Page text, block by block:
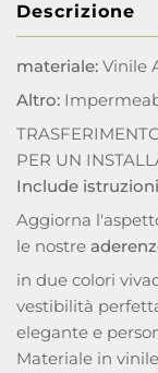
Descrizione
materiale: Vinile
Altro:
PER UN
Include istruzioni
Aggiorna
le nostre
in due colori
vestibilità
elegante e
Materiale in